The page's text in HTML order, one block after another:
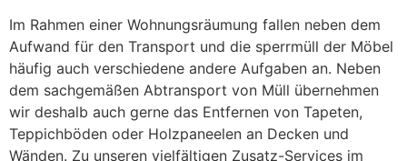
Im Rahmen einer Wohnungsräumung fallen neben dem
Aufwand für den Transport und die sperrmüll der Möbel
häufig auch verschiedene andere Aufgaben an. Neben
dem sachgemäßen Abtransport von Müll übernehmen
wir deshalb auch gerne das Entfernen von Tapeten,
Teppichböden oder Holzpaneelen an Decken und
Wänden. Zu unseren vielfältigen Zusatz-Services im